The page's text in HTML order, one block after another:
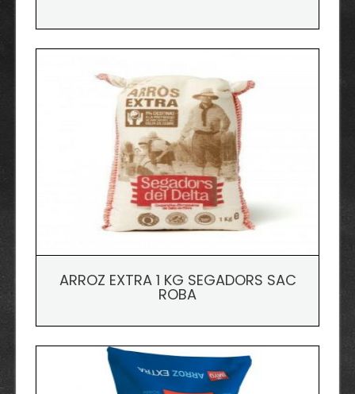
ARROZ EXTRA 1 KG SEGADORS SAC
ROBA